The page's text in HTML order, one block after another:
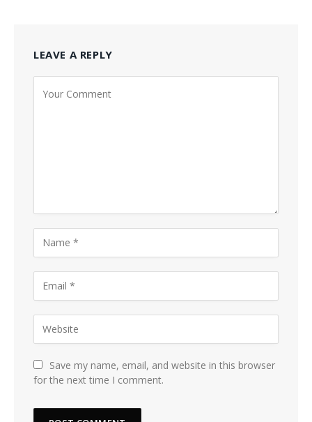
LEAVE A REPLY
Save my name, email, and website in this browser
for the next time I comment.